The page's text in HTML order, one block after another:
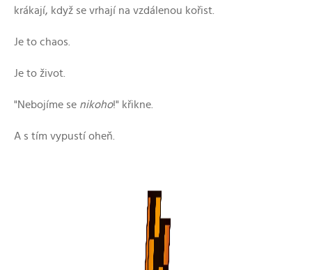
krákají, když se vrhají na vzdálenou kořist.
Je to chaos.
Je to život.
"Nebojíme se nikoho!" křikne.
A s tím vypustí oheň.